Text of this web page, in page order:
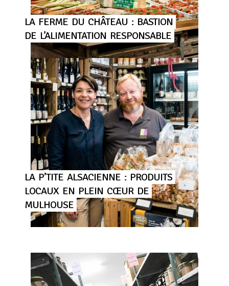
LA FERME DU CHÂTEAU : BASTION
DE L’ALIMENTATION RESPONSABLE
LA P’TITE ALSACIENNE : PRODUITS
LOCAUX EN PLEIN CŒUR DE
MULHOUSE